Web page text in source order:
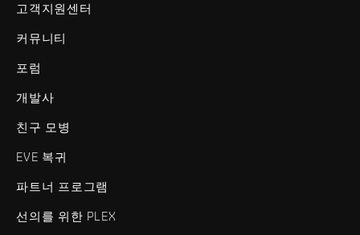
고객지원센터
커뮤니티
포럼
개발사
친구 모병
EVE 복귀
파트너 프로그램
선의를 위한 PLEX